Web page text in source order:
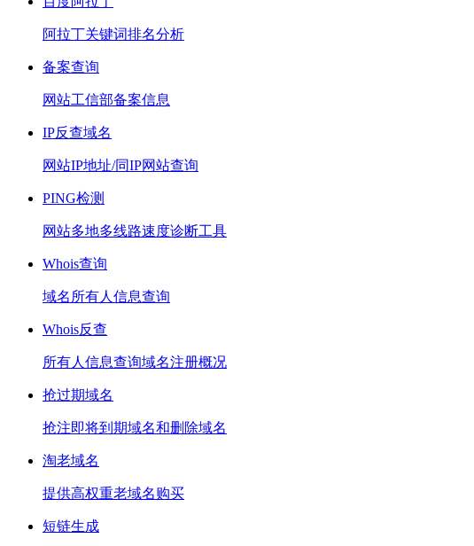
阿拉丁关键词排名分析
备案查询
网站工信部备案信息
IP反查域名
网站IP地址/同IP网站查询
PING检测
网站多地多线路速度诊断工具
Whois查询
域名所有人信息查询
Whois反查
所有人信息查询域名注册概况
抢过期域名
抢注即将到期域名和删除域名
淘老域名
提供高权重老域名购买
短链生成